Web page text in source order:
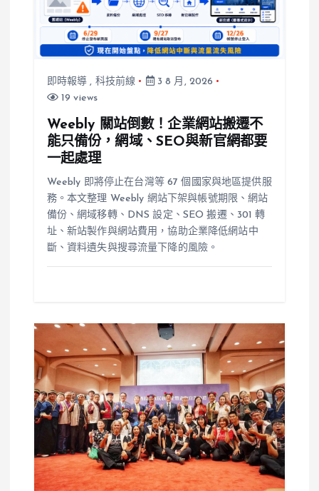
即時報導 , 科技前線
3 8 月, 2026
19 views
Weebly 關站倒數！企業網站搬遷不
能只備份，網域、SEO與新官網都要
一起處理
Weebly 即將停止在台灣等 67 個國家與地區提供服
務。本文整理 Weebly 網站下架與帳號期限、網站
備份、網域移轉、DNS 設定、SEO 搬遷、301 轉
址、新站製作與網站費用，協助企業降低網站中
斷、資料遺失與搜尋流量下降的風險。